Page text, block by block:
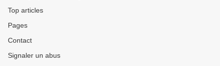
Top articles
Pages
Contact
Signaler un abus